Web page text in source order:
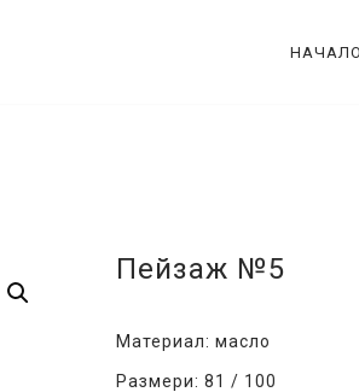
НАЧАЛО
Пейзаж №5
Материал: масло
Размери: 81 / 100